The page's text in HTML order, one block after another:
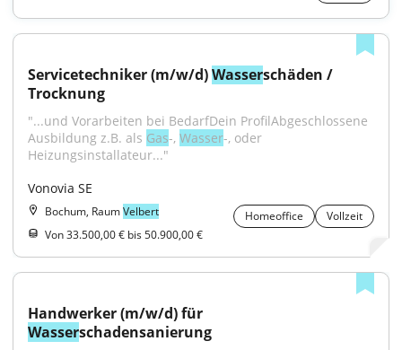
Servicetechniker (m/w/d) Wasserschäden /
Trocknung
"...und Vorarbeiten bei BedarfDein ProfilAbgeschlossene
Ausbildung z.B. als Gas-, Wasser-, oder
Heizungsinstallateur..."
Vonovia SE
Bochum, RaumVelbert Homeoffice
Vollzeit
Von 33.500,00 € bis 50.900,00 €
Wasserschadensanierung